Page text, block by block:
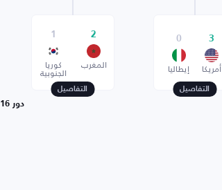
3
أمريكا
0
إيطاليا
التفاصيل
2
المغرب
1
كوريا
الجنوبية
التفاصيل
دور 16